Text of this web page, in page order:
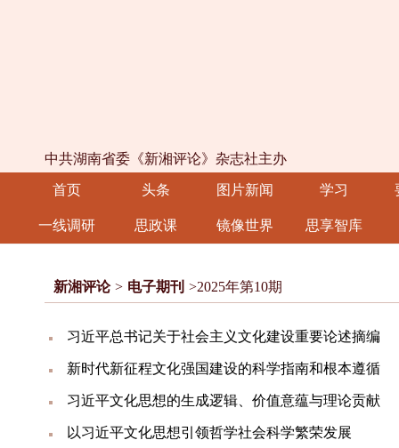
中共湖南省委《新湘评论》杂志社主办
首页 头条 图片新闻 学习
一线调研 思政课 镜像世界 思享智库
新湘评论 > 电子期刊 >2025年第10期
习近平总书记关于社会主义文化建设重要论述摘编
新时代新征程文化强国建设的科学指南和根本遵循
习近平文化思想的生成逻辑、价值意蕴与理论贡献
以习近平文化思想引领哲学社会科学繁荣发展